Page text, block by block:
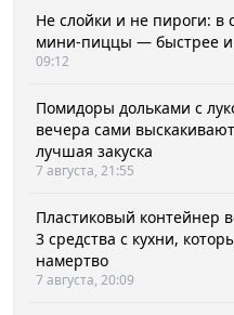
Не слойки и не пироги: в
мини-пиццы — быстрее и
09:12
Помидоры дольками с
вечера сами
лучшая закуска
7 августа, 21:55
Пластиковый контейнер
3 средства с кухни,
намертво
7 августа, 20:09